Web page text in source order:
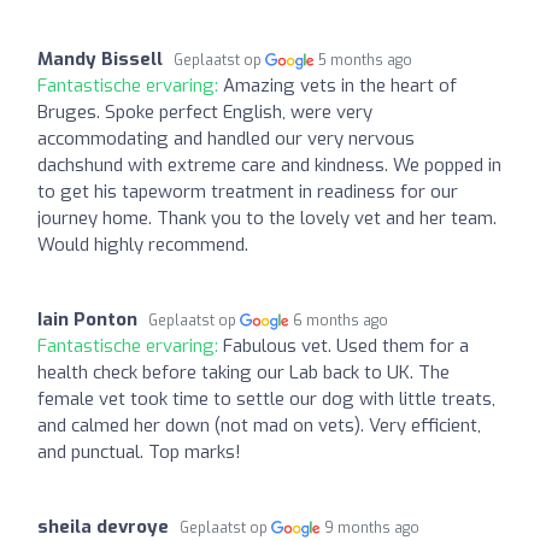
Mandy Bissell Geplaatst op 5 months ago
Fantastische ervaring: Amazing vets in the heart of
Bruges. Spoke perfect English, were very
accommodating and handled our very nervous
dachshund with extreme care and kindness. We popped in
to get his tapeworm treatment in readiness for our
journey home. Thank you to the lovely vet and her team.
Would highly recommend.
Iain Ponton Geplaatst op 6 months ago
Fantastische ervaring: Fabulous vet. Used them for a
health check before taking our Lab back to UK. The
female vet took time to settle our dog with little treats,
and calmed her down (not mad on vets). Very efficient,
and punctual. Top marks!
sheila devroye Geplaatst op 9 months ago